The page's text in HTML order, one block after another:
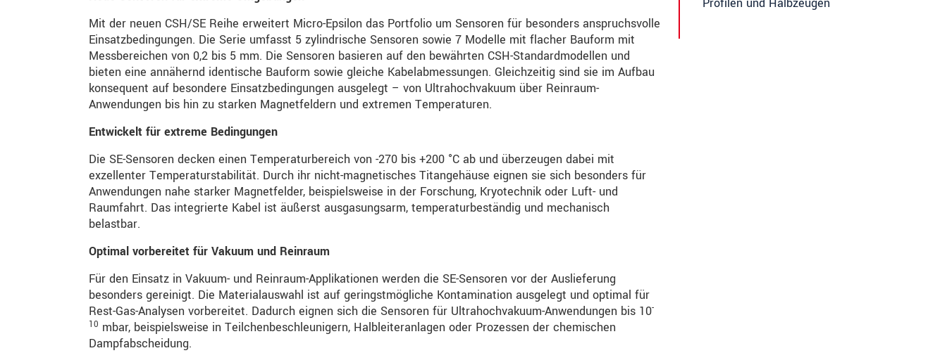
Mit der neuen CSH/SE Reihe erweitert Micro-Epsilon das Portfolio um Sensoren für besonders anspruchsvolle
Einsatzbedingungen. Die Serie umfasst 5 zylindrische Sensoren sowie 7 Modelle mit flacher Bauform mit
Messbereichen von 0,2 bis 5 mm. Die Sensoren basieren auf den bewährten CSH-Standardmodellen und
bieten eine annähernd identische Bauform sowie gleiche Kabelabmessungen. Gleichzeitig sind sie im Aufbau
konsequent auf besondere Einsatzbedingungen ausgelegt – von Ultrahochvakuum über Reinraum-
Anwendungen bis hin zu starken Magnetfeldern und extremen Temperaturen.
Entwickelt für extreme Bedingungen
Die SE-Sensoren decken einen Temperaturbereich von -270 bis +200 °C ab und überzeugen dabei mit
exzellenter Temperaturstabilität. Durch ihr nicht-magnetisches Titangehäuse eignen sie sich besonders für
Anwendungen nahe starker Magnetfelder, beispielsweise in der Forschung, Kryotechnik oder Luft- und
Raumfahrt. Das integrierte Kabel ist äußerst ausgasungsarm, temperaturbeständig und mechanisch
belastbar.
Optimal vorbereitet für Vakuum und Reinraum
Für den Einsatz in Vakuum- und Reinraum-Applikationen werden die SE-Sensoren vor der Auslieferung
besonders gereinigt. Die Materialauswahl ist auf geringstmögliche Kontamination ausgelegt und optimal für
Rest-Gas-Analysen vorbereitet. Dadurch eignen sich die Sensoren für Ultrahochvakuum-Anwendungen bis 10-
10 mbar, beispielsweise in Teilchenbeschleunigern, Halbleiteranlagen oder Prozessen der chemischen
Dampfabscheidung.
Profilen und Halbzeugen